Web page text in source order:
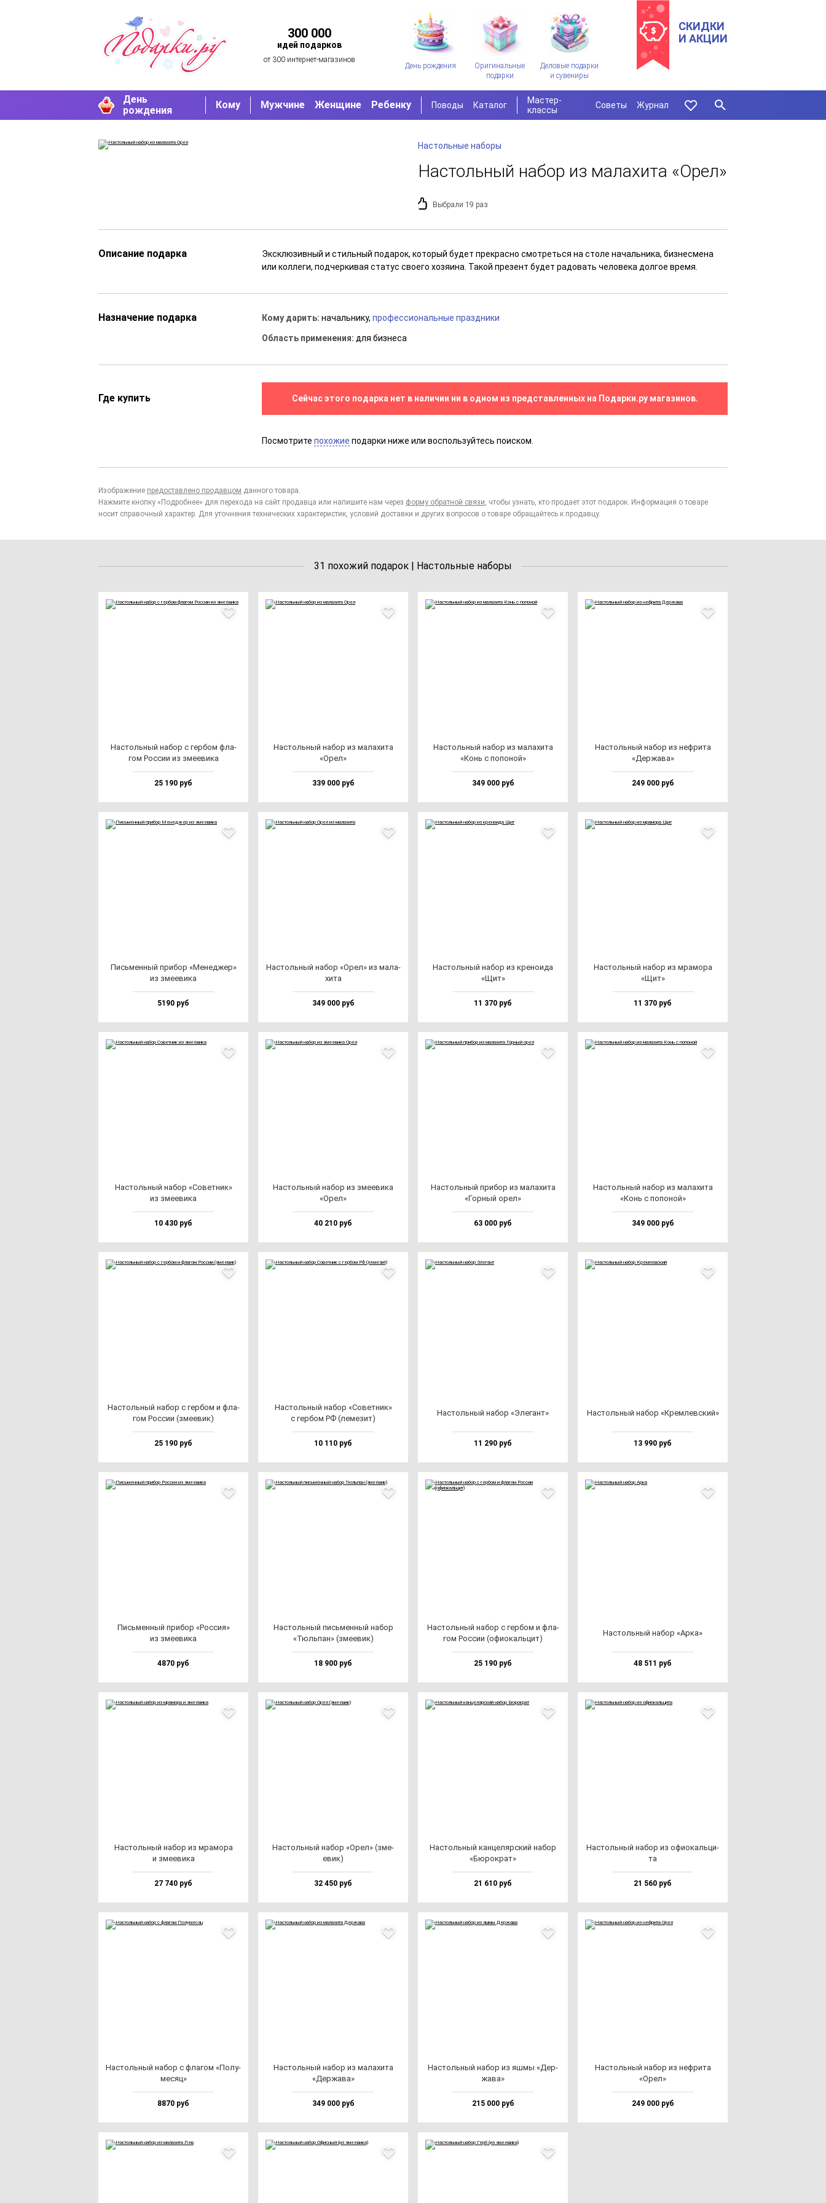
300 000
идей подарков
от 300 интернет-магазинов
День рождения
Оригинальные
подарки
Деловые подарки
и сувениры
СКИДКИ
И АКЦИИ
День
рождения
Кому Мужчине Женщине Ребенку Поводы Каталог
Мастер-
классы
Советы Журнал
Настольные наборы
Настольный набор из малахита «Орел»
Выбрали 19 раз
Описание подарка
Эксклюзивный и стильный подарок, который будет прекрасно смотреться на столе начальника, бизнесмена
или коллеги, подчеркивая статус своего хозяина. Такой презент будет радовать человека долгое время.
Назначение подарка Кому дарить:начальнику,профессиональные праздники
Область применения:для бизнеса
Где купить Сейчас этого подарка нет в наличии ни в одном из представленных на Подарки.ру магазинов.
Посмотритепохожие подарки ниже или воспользуйтесь поиском.
Изображение предоставлено продавцом данного товара.
Нажмите кнопку «Подробнее» для перехода на сайт продавца или напишите нам через форму обратной связи, чтобы узнать, кто продает этот подарок. Информация о товаре
носит справочный характер. Для уточнения технических характеристик, условий доставки и других вопросов о товаре обращайтесь к продавцу.
31 похожий подарок | Настольные наборы
Нас­толь­ный на­бор с гер­бом фла­
гом Рос­сии из зме­еви­ка
25 190 руб
Нас­толь­ный на­бор из ма­ла­хи­та
«Орел»
339 000 руб
Нас­толь­ный на­бор из ма­ла­хи­та
«Конь с по­по­ной»
349 000 руб
Нас­толь­ный на­бор из неф­ри­та
«Дер­жа­ва»
249 000 руб
Пись­мен­ный при­бор «Менед­жер»
из зме­еви­ка
5190 руб
Нас­толь­ный на­бор «Орел» из ма­ла­
хи­та
349 000 руб
Нас­толь­ный на­бор из кре­но­ида
«Щит»
11 370 руб
Нас­толь­ный на­бор из мра­мо­ра
«Щит»
11 370 руб
Нас­толь­ный на­бор «Совет­ник»
из зме­еви­ка
10 430 руб
Нас­толь­ный на­бор из зме­еви­ка
«Орел»
40 210 руб
Нас­толь­ный при­бор из ма­ла­хи­та
«Гор­ный орел»
63 000 руб
Нас­толь­ный на­бор из ма­ла­хи­та
«Конь с по­по­ной»
349 000 руб
Нас­толь­ный на­бор с гер­бом и фла­
гом Рос­сии (зме­евик)
25 190 руб
Нас­толь­ный на­бор «Совет­ник»
с гер­бом РФ (ле­ме­зит)
10 110 руб
Нас­толь­ный на­бор «Эле­гант»
11 290 руб
Нас­толь­ный на­бор «Крем­лев­ский»
13 990 руб
Пись­мен­ный при­бор «Рос­сия»
из зме­еви­ка
4870 руб
Нас­толь­ный пись­мен­ный на­бор
«Тюль­пан» (зме­евик)
18 900 руб
Нас­толь­ный на­бор с гер­бом и фла­
гом Рос­сии (офи­окаль­цит)
25 190 руб
Нас­толь­ный на­бор «Арка»
48 511 руб
Нас­толь­ный на­бор из мра­мо­ра
и зме­еви­ка
27 740 руб
Нас­толь­ный на­бор «Орел» (зме­
евик)
32 450 руб
Нас­толь­ный кан­це­ляр­ский на­бор
«Бюрок­рат»
21 610 руб
Нас­толь­ный на­бор из офи­окаль­ци­
та
21 560 руб
Нас­толь­ный на­бор с фла­гом «Полу­
ме­сяц»
8870 руб
Нас­толь­ный на­бор из ма­ла­хи­та
«Дер­жа­ва»
349 000 руб
Нас­толь­ный на­бор из яш­мы «Дер­
жа­ва»
215 000 руб
Нас­толь­ный на­бор из неф­ри­та
«Орел»
249 000 руб